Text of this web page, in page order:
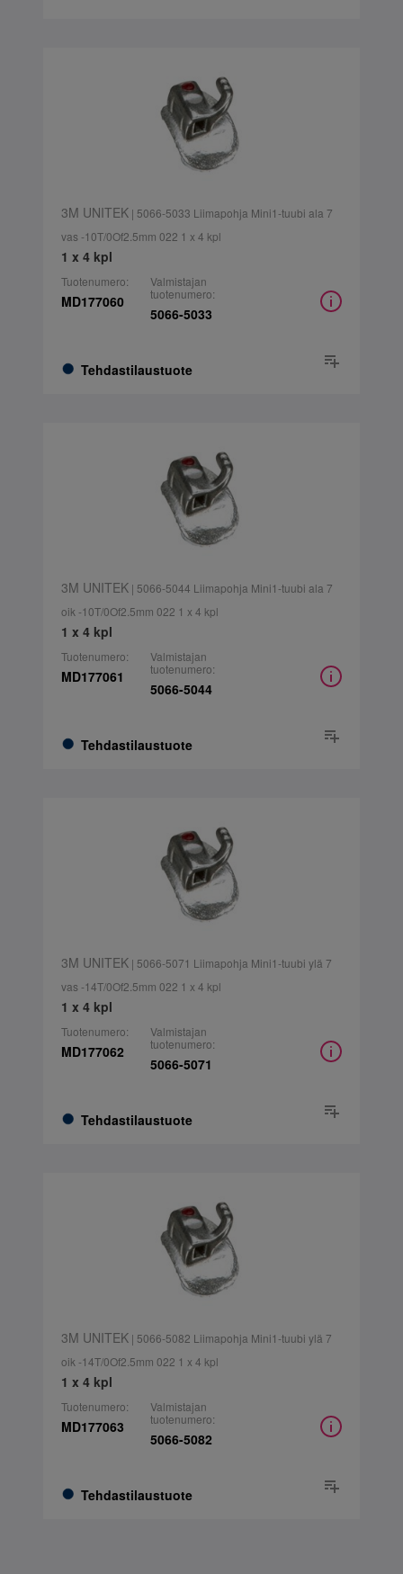
3M UNITEK| 5066-5033 Liimapohja Mini1-tuubi ala 7
vas -10T/0Of2.5mm 022 1 x 4 kpl
1 x 4 kpl
Tuotenumero:
MD177060
Tehdastilaustuote
Valmistajan
tuotenumero:
5066-5033
3M UNITEK| 5066-5044 Liimapohja Mini1-tuubi ala 7
oik -10T/0Of2.5mm 022 1 x 4 kpl
1 x 4 kpl
Tuotenumero:
MD177061
Tehdastilaustuote
Valmistajan
tuotenumero:
5066-5044
3M UNITEK| 5066-5071 Liimapohja Mini1-tuubi ylä 7
vas -14T/0Of2.5mm 022 1 x 4 kpl
1 x 4 kpl
Tuotenumero:
MD177062
Tehdastilaustuote
Valmistajan
tuotenumero:
5066-5071
3M UNITEK| 5066-5082 Liimapohja Mini1-tuubi ylä 7
oik -14T/0Of2.5mm 022 1 x 4 kpl
1 x 4 kpl
Tuotenumero:
MD177063
Tehdastilaustuote
Valmistajan
tuotenumero:
5066-5082